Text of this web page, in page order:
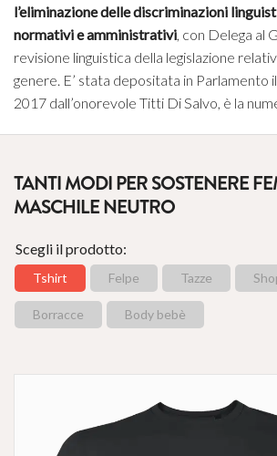
l’eliminazione delle discriminazioni
normativi e amministrativi, con Delega al
revisione linguistica della legislazione
genere. E’ stata depositata in Parlamento
2017 dall’onorevole Titti Di Salvo, è la
TANTI MODI PER SOSTENERE
MASCHILE NEUTRO
Scegli il prodotto:
Tshirt Felpe Tazze
Borracce Body bebè